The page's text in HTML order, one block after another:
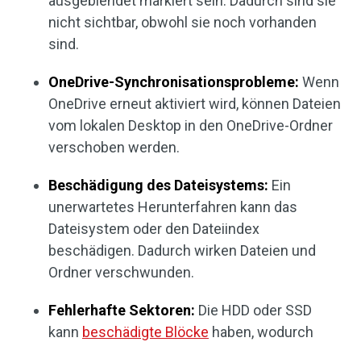
nicht sichtbar, obwohl sie noch vorhanden
sind.
OneDrive-Synchronisationsprobleme: Wenn
OneDrive erneut aktiviert wird, können Dateien
vom lokalen Desktop in den OneDrive-Ordner
verschoben werden.
Beschädigung des Dateisystems: Ein
unerwartetes Herunterfahren kann das
Dateisystem oder den Dateiindex
beschädigen. Dadurch wirken Dateien und
Ordner verschwunden.
Fehlerhafte Sektoren: Die HDD oder SSD
kann beschädigte Blöcke haben, wodurch